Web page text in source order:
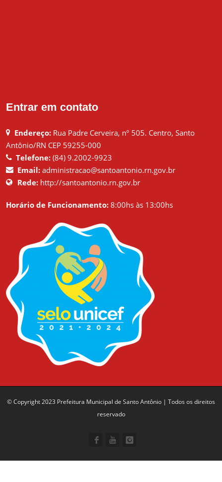
Entrar em contato
Endereço: Rua Padre Cerveira, nº 505. Centro, Santo
Antônio/RN CEP 59255-000
Telefone: (84) 9.2002-9923
Email: administracao@santoantonio.rn.gov.br
Rede: http://santoantonio.rn.gov.br
Horário de Funcionamento: 8:00hs às 13:00hs
© Copyright 2023 Prefeitura Municipal de Santo Antônio | Todos os direitos
reservado